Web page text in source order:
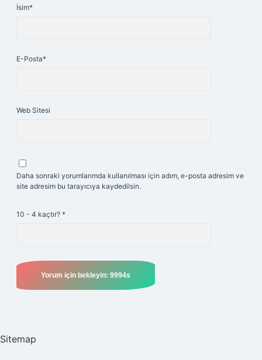
İsim*
E-Posta*
Web Sitesi
Daha sonraki yorumlarımda kullanılması için adım, e-posta adresim ve
site adresim bu tarayıcıya kaydedilsin.
10 - 4 kaçtır? *
Sitemap